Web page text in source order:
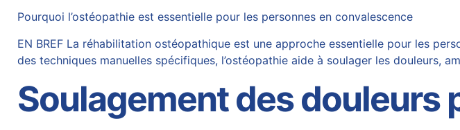
Pourquoi l’ostéopathie est essentielle pour les personnes en convalescence
EN BREF La réhabilitation ostéopathique est une approche essentielle pour les
des techniques manuelles spécifiques, l’ostéopathie aide à soulager les douleurs,
Soulagement des douleurs